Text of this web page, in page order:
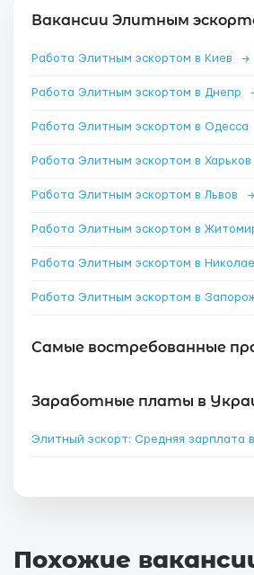
Вакансии Элитным
Работа Элитным эскортом в Киев →
Работа Элитным эскортом в Днепр
Работа Элитным эскортом в Одесса
Работа Элитным эскортом в Харьков
Работа Элитным эскортом в Львов →
Работа Элитным эскортом в
Работа Элитным эскортом в
Работа Элитным эскортом в
Самые востребованные
Заработные платы в
Элитный эскорт: Средняя зарплата
Похожие